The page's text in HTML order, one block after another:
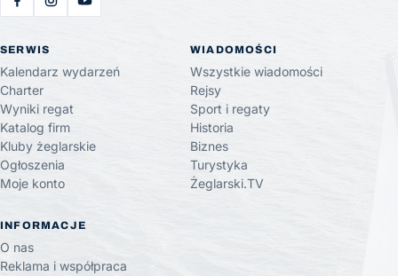
SERWIS
Kalendarz wydarzeń
Charter
Wyniki regat
Katalog firm
Kluby żeglarskie
Ogłoszenia
Moje konto
WIADOMOŚCI
Wszystkie wiadomości
Rejsy
Sport i regaty
Historia
Biznes
Turystyka
Żeglarski.TV
INFORMACJE
O nas
Reklama i współpraca